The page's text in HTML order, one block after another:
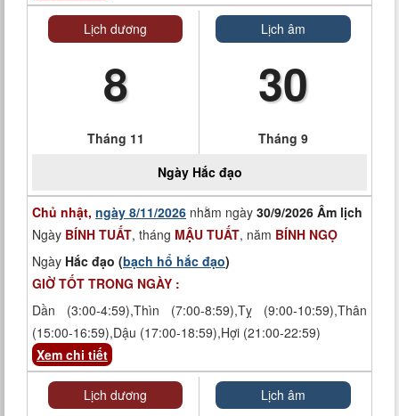
Lịch dương
8
Tháng 11
Lịch âm
30
Tháng 9
Ngày Hắc đạo
Chủ nhật, ngày 8/11/2026 nhằm ngày 30/9/2026 Âm lịch
Ngày BÍNH TUẤT, tháng MẬU TUẤT, năm BÍNH NGỌ
Ngày Hắc đạo (bạch hổ hắc đạo)
GIỜ TỐT TRONG NGÀY :
Dần (3:00-4:59),Thìn (7:00-8:59),Tỵ (9:00-10:59),Thân
(15:00-16:59),Dậu (17:00-18:59),Hợi (21:00-22:59)
Xem chi tiết
Lịch dương Lịch âm